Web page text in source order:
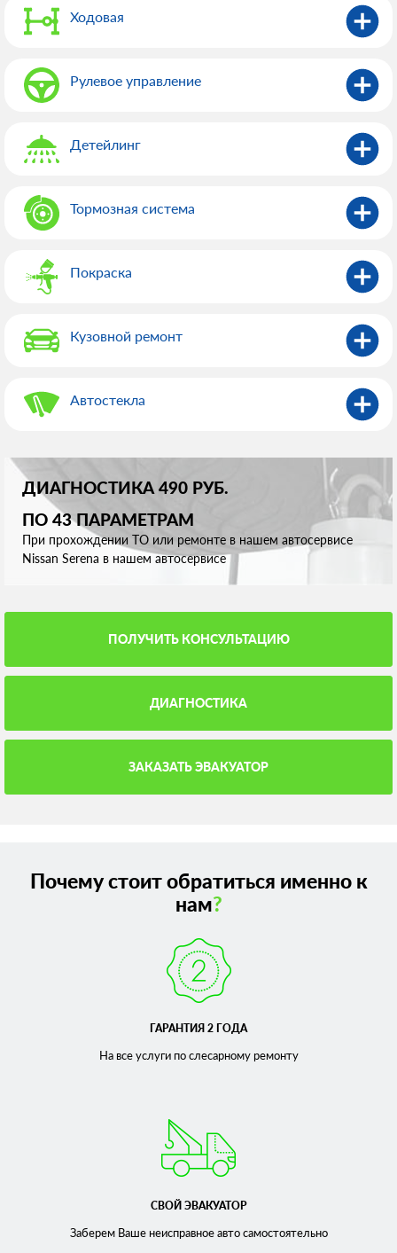
Ходовая
Рулевое управление
Детейлинг
Тормозная система
Покраска
Кузовной ремонт
Автостекла
ДИАГНОСТИКА 490 РУБ.
ПО 43 ПАРАМЕТРАМ
При прохождении ТО или ремонте в нашем автосервисе
Nissan Serena в нашем автосервисе
ПОЛУЧИТЬ КОНСУЛЬТАЦИЮ
ДИАГНОСТИКА
ЗАКАЗАТЬ ЭВАКУАТОР
Почему стоит обратиться именно к
нам?
ГАРАНТИЯ 2 ГОДА
На все услуги по слесарномуремонту
СВОЙ ЭВАКУАТОР
Заберем Ваше неисправноеавто самостоятельно